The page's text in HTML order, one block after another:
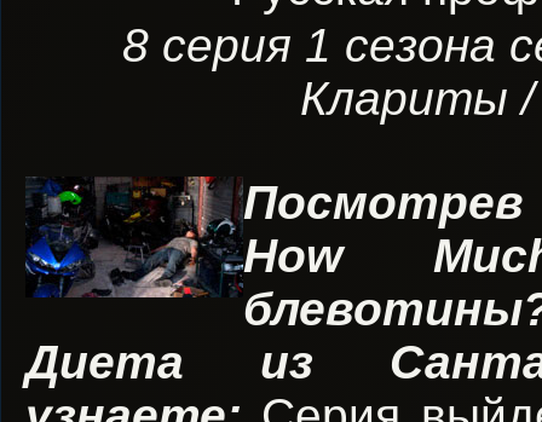
8 серия 1 сезона
Клариты /
How
Диета из